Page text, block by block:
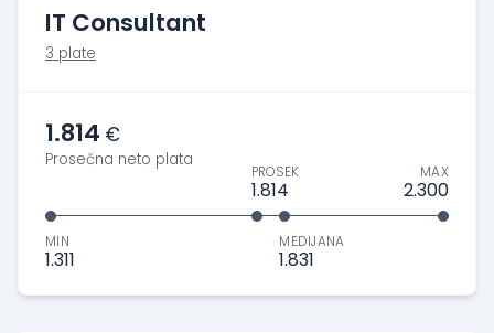
IT Consultant
3 plate
1.814 €
Prosečna neto plata
MIN
1.311
MEDIJANA
1.831
PROSEK
1.814
MAX
2.300